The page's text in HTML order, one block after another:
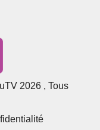
2026 , Tous